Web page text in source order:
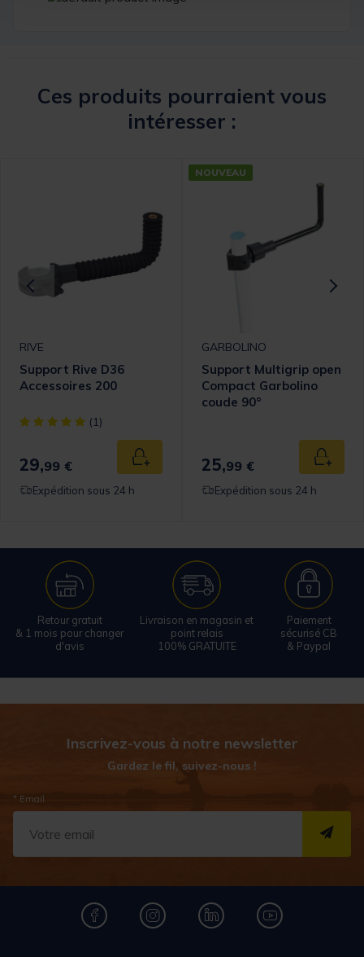
Ces produits pourraient vous
intéresser :
panier
RIVE
Support Rive D36
Accessoires 200
[object Object] out of 5 Customer Rating
(1)
29,99 € Ajouter au panier
Expédition sous 24 h
NOUVEAU
GARBOLINO
Support Multigrip open
Compact Garbolino
coude 90°
25,99 €
Expédition sous 24 h
Retour gratuit
& 1 mois pour changer
d'avis
Livraison en magasin et
point relais
100% GRATUITE
Paiement
sécurisé CB
& Paypal
Inscrivez-vous à notre newsletter
Gardez le fil, suivez-nous !
* Email